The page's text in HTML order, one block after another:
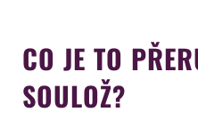
CO JE TO
SOULOŽ?